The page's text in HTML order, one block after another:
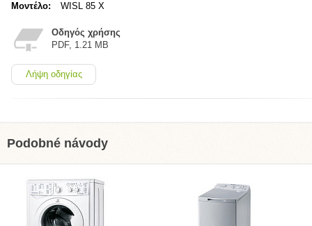
Μοντέλο:
WISL 85 X
Οδηγός χρήσης
PDF, 1.21 MB
Λήψη οδηγίας
Podobné návody